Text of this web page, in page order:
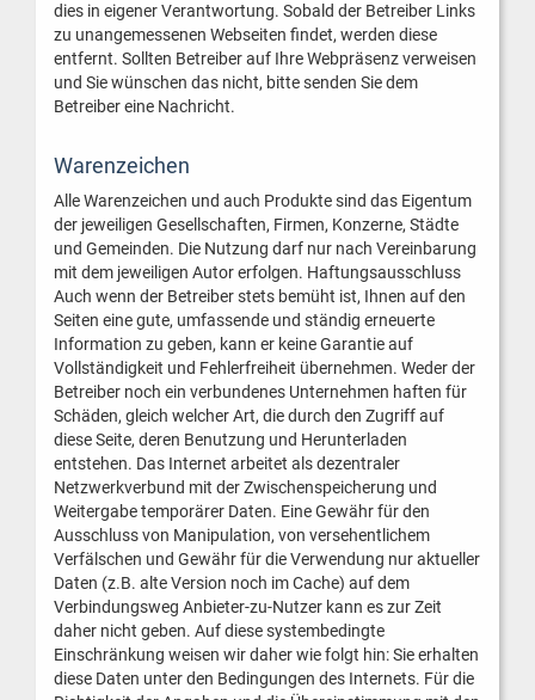
dies in eigener Verantwortung. Sobald der Betreiber Links
zu unangemessenen Webseiten findet, werden diese
entfernt. Sollten Betreiber auf Ihre Webpräsenz verweisen
und Sie wünschen das nicht, bitte senden Sie dem
Betreiber eine Nachricht.
Warenzeichen
Alle Warenzeichen und auch Produkte sind das Eigentum
der jeweiligen Gesellschaften, Firmen, Konzerne, Städte
und Gemeinden. Die Nutzung darf nur nach Vereinbarung
mit dem jeweiligen Autor erfolgen. Haftungsausschluss
Auch wenn der Betreiber stets bemüht ist, Ihnen auf den
Seiten eine gute, umfassende und ständig erneuerte
Information zu geben, kann er keine Garantie auf
Vollständigkeit und Fehlerfreiheit übernehmen. Weder der
Betreiber noch ein verbundenes Unternehmen haften für
Schäden, gleich welcher Art, die durch den Zugriff auf
diese Seite, deren Benutzung und Herunterladen
entstehen. Das Internet arbeitet als dezentraler
Netzwerkverbund mit der Zwischenspeicherung und
Weitergabe temporärer Daten. Eine Gewähr für den
Ausschluss von Manipulation, von versehentlichem
Verfälschen und Gewähr für die Verwendung nur aktueller
Daten (z.B. alte Version noch im Cache) auf dem
Verbindungsweg Anbieter-zu-Nutzer kann es zur Zeit
daher nicht geben. Auf diese systembedingte
Einschränkung weisen wir daher wie folgt hin: Sie erhalten
diese Daten unter den Bedingungen des Internets. Für die